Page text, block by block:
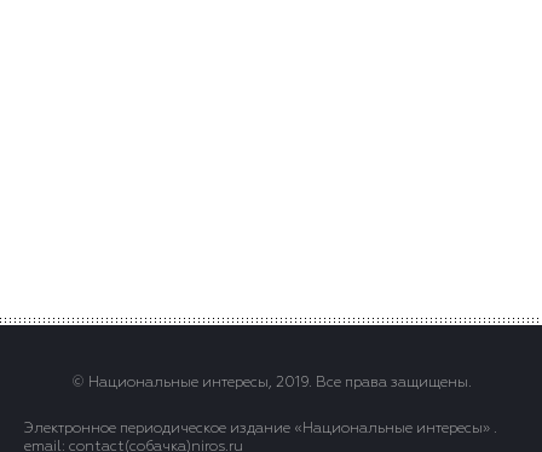
© Национальные интересы, 2019. Все права защищены.
Электронное периодическое издание «Национальные интересы» .
email: contact(сoбaчка)niros.ru